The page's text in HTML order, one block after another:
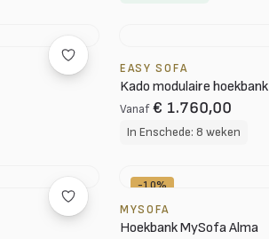
EASY SOFA
Kado modulaire hoekbank
Vanaf € 1.760,00
In Enschede: 8 weken
-10%
MYSOFA
Hoekbank MySofa Alma